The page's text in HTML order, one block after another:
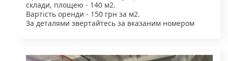
склади, площею - 140 м2.
Вартість оренди - 150 грн за м2.
За деталями звертайтесь за вказаним номером